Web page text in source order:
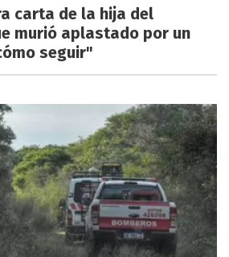
carta de la hija del
murió aplastado por un
seguir"